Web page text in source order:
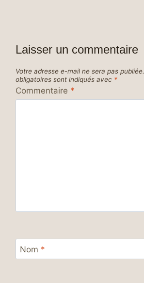
Laisser un commentaire
Votre adresse e-mail ne sera pas publiée.
obligatoires sont indiqués avec *
Commentaire *
Nom *